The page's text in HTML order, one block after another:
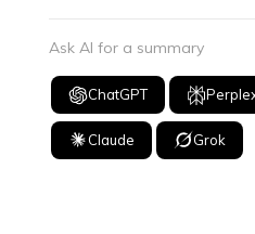
Ask AI for a summary
ChatGPT
Claude Grok